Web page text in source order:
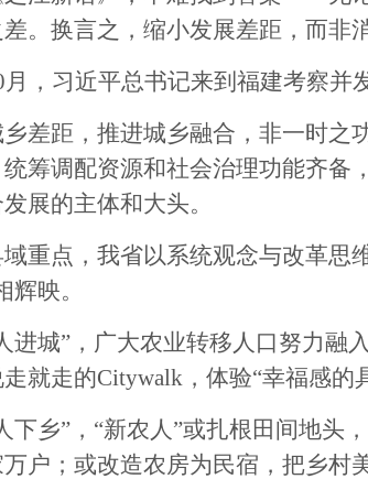
。换言之，缩小发展差距，而非
习近平总书记来到福建考察并发
距，推进城乡融合，非一时之功
筹调配资源和社会治理功能齐备
展的主体和大头。
点，我省以系统观念与改革思维
辉映。
城”，广大农业转移人口努力融入
就走的Citywalk，体验“幸福感的
乡”，“新农人”或扎根田间地头
户；或改造农房为民宿，把乡村